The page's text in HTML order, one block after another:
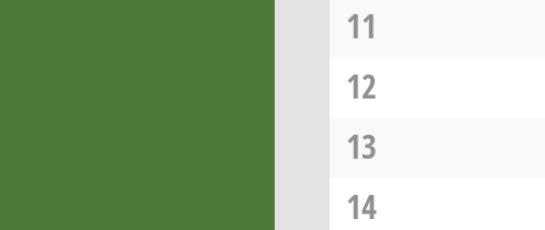
11
12
13
14